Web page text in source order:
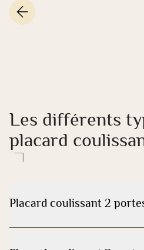
Les différents
placard
Placard coulissant 2